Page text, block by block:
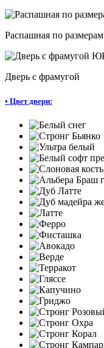
Распашная по размерам
Дверь с фрамугой
• Цвет двери: